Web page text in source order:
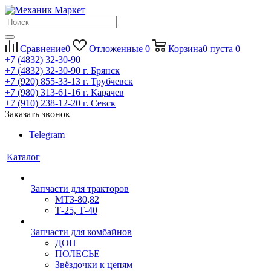
Сравнение0 Отложенные 0 Корзина0 пуста 0
+7 (4832) 32-30-90
+7 (4832) 32-30-90 г. Брянск
+7 (920) 855-33-13 г. Трубчевск
+7 (980) 313-61-16 г. Карачев
+7 (910) 238-12-20 г. Севск
Заказать звонок
Telegram
Каталог
Запчасти для тракторов
МТЗ-80,82
Т-25, Т-40
Запчасти для комбайнов
ДОН
ПОЛЕСЬЕ
Звёздочки к цепям